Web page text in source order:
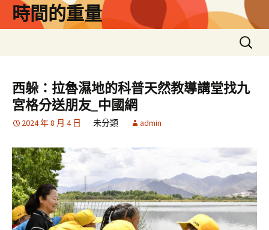
時間的重量
搜
尋
鍵
字:
西躲：拉魯濕地的科普天然教導講堂找九
宮格分送朋友_中國網
2024 年 8 月 4 日 未分類 admin